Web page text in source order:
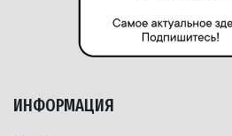
ИНФОРМАЦИЯ